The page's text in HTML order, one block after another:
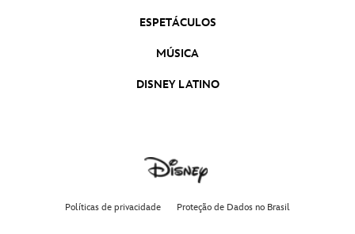
ESPETÁCULOS
MÚSICA
DISNEY LATINO
Políticas de privacidade Proteção de Dados no Brasil